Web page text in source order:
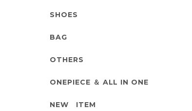
SHOES
BAG
OTHERS
ONEPIECE ＆ ALL IN ONE
NEW ITEM